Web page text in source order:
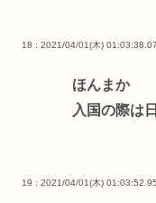
18 : 2021/04/01(木) 01:03:38.07
ほんまか
入国の際は
19 : 2021/04/01(木) 01:03:52.95